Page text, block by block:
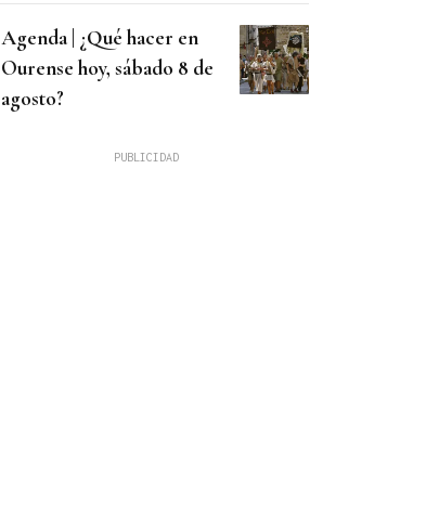
Agenda | ¿Qué hacer en
Ourense hoy, sábado 8 de
agosto?